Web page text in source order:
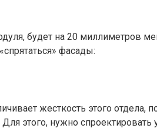
будет на 20 миллиметров
фасады:
жесткость этого отдела,
этого, нужно спроектировать